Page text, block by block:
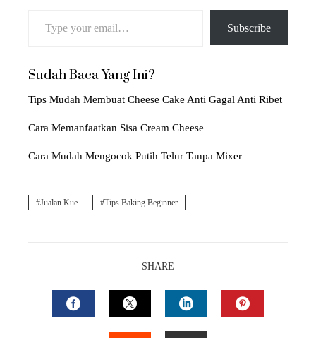
Subscribe
Sudah Baca Yang Ini?
Tips Mudah Membuat Cheese Cake Anti Gagal Anti Ribet
Cara Memanfaatkan Sisa Cream Cheese
Cara Mudah Mengocok Putih Telur Tanpa Mixer
Jualan Kue Tips Baking Beginner
SHARE
FACEBOOKTWITTERLINKEDIN